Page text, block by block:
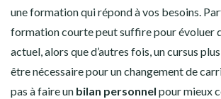
une formation qui répond à vos besoins.
formation courte peut suffire pour évoluer
actuel, alors que d’autres fois, un cursus
être nécessaire pour un changement de
pas à faire un bilan personnel pour mieux